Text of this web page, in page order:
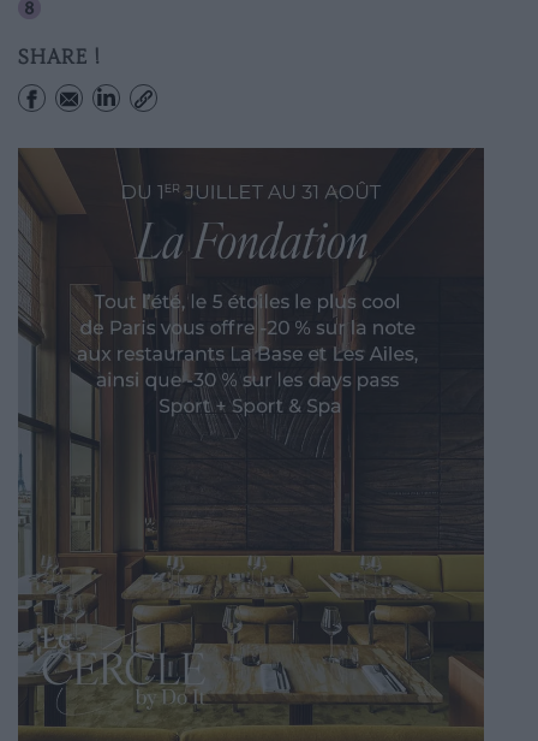
SHARE !